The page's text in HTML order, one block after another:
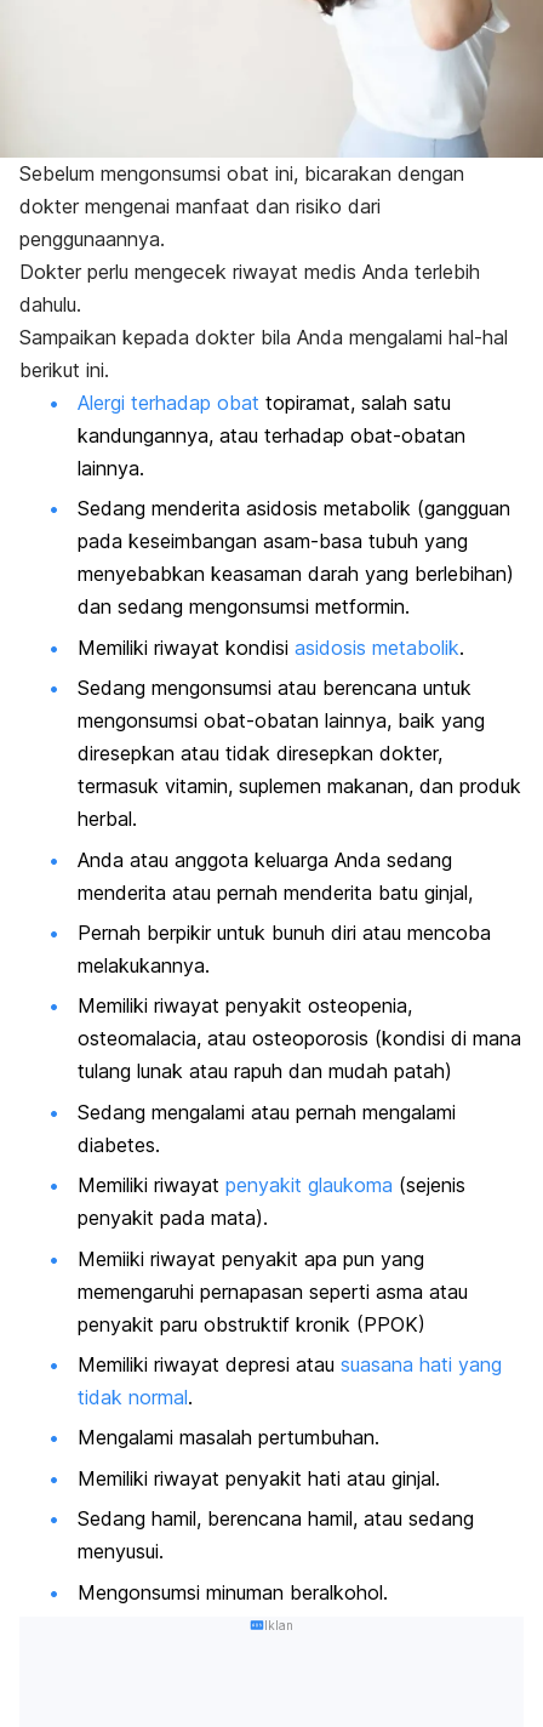
Sebelum mengonsumsi obat ini, bicarakan dengan
dokter mengenai manfaat dan risiko dari
penggunaannya.
Dokter perlu mengecek riwayat medis Anda terlebih
dahulu.
Sampaikan kepada dokter bila Anda mengalami hal-hal
berikut ini.
Alergi terhadap obat topiramat, salah satu
kandungannya, atau terhadap obat-obatan
lainnya.
Sedang menderita asidosis metabolik (gangguan
pada keseimbangan asam-basa tubuh yang
menyebabkan keasaman darah yang berlebihan)
dan sedang mengonsumsi metformin.
Memiliki riwayat kondisi asidosis metabolik.
Sedang mengonsumsi atau berencana untuk
mengonsumsi obat-obatan lainnya, baik yang
diresepkan atau tidak diresepkan dokter,
termasuk vitamin, suplemen makanan, dan produk
herbal.
Anda atau anggota keluarga Anda sedang
menderita atau pernah menderita batu ginjal,
Pernah berpikir untuk bunuh diri atau mencoba
melakukannya.
Memiliki riwayat penyakit osteopenia,
osteomalacia, atau osteoporosis (kondisi di mana
tulang lunak atau rapuh dan mudah patah)
Sedang mengalami atau pernah mengalami
diabetes.
Memiliki riwayat penyakit glaukoma (sejenis
penyakit pada mata).
Memiiki riwayat penyakit apa pun yang
memengaruhi pernapasan seperti asma atau
penyakit paru obstruktif kronik (PPOK)
Memiliki riwayat depresi atau suasana hati yang
tidak normal.
Mengalami masalah pertumbuhan.
Memiliki riwayat penyakit hati atau ginjal.
Sedang hamil, berencana hamil, atau sedang
menyusui.
Mengonsumsi minuman beralkohol.
Iklan